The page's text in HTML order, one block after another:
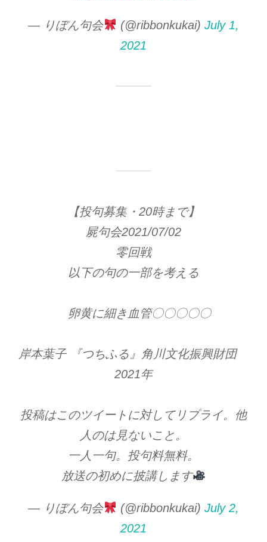
— りぼん句会 (@ribbonkukai) July 1,
2021
【投句募集・20時まで】
屍句会2021/07/02
零回戦
以下の句の一部を考える
卵黄に細き血管〇〇〇〇〇
岸本葉子 『つちふる』角川文化振興財団
2021年
投稿はこのツイートに対してリプライ。他
人のは見ないこと。
一人一句。投句料無料。
放送の初めに披講します
— りぼん句会 (@ribbonkukai) July 2,
2021